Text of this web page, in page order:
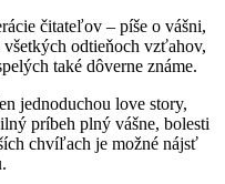
čitateľov – píše o vášni,
odtieňoch vzťahov,
také dôverne známe.
jednoduchou love story,
príbeh plný vášne, bolesti
chvíľach je možné nájsť